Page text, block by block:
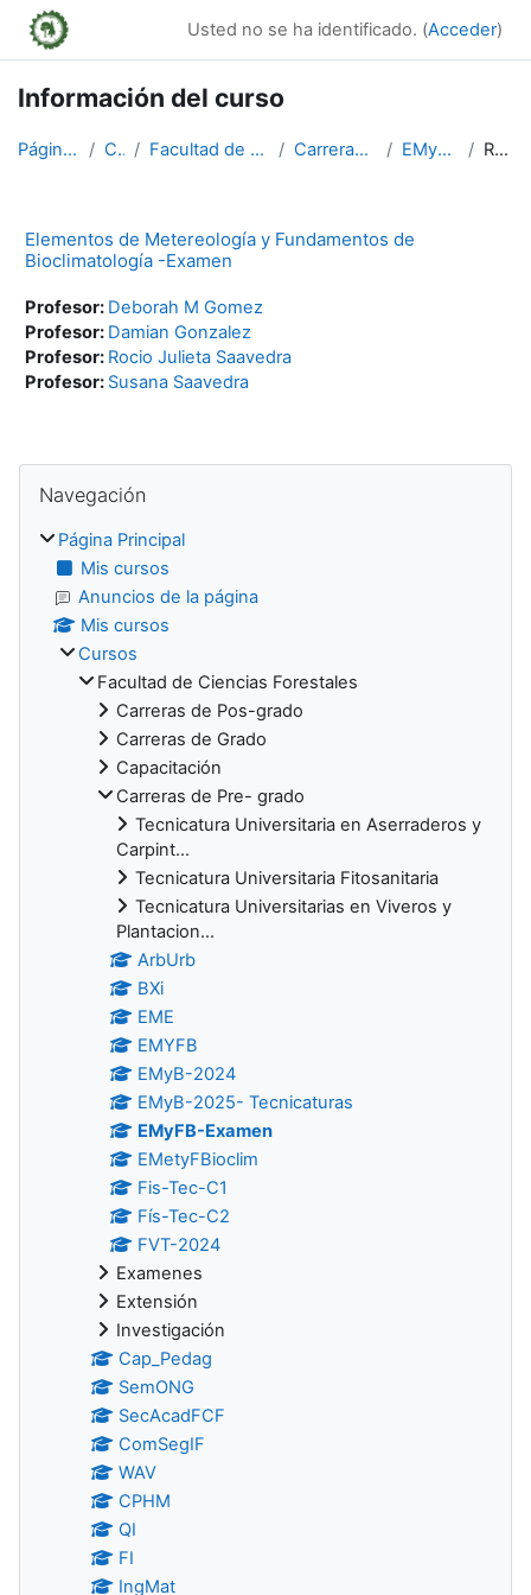
Salta al contenido principal
Usted no se ha identificado. (Acceder)
Información del curso
Página Principal Cursos Facultad de Ciencias Forestales Carreras de Pre- grado EMyFB-Examen Resumen
Elementos de Metereología y Fundamentos de
Bioclimatología -Examen
Profesor: Deborah M Gomez
Profesor: Damian Gonzalez
Profesor: Rocio Julieta Saavedra
Profesor: Susana Saavedra
Bloques
Navegación
Página Principal
Mis cursos
Anuncios de la página
Mis cursos
Cursos
Facultad de Ciencias Forestales
Carreras de Pos-grado
Carreras de Grado
Capacitación
Carreras de Pre- grado
Tecnicatura Universitaria en Aserraderos y
Carpint...
Tecnicatura Universitaria Fitosanitaria
Tecnicatura Universitarias en Viveros y
Plantacion...
ArbUrb
BXi
EME
EMYFB
EMyB-2024
EMyB-2025- Tecnicaturas
EMyFB-Examen
EMetyFBioclim
Fis-Tec-C1
Fís-Tec-C2
FVT-2024
Examenes
Extensión
Investigación
Cap_Pedag
SemONG
SecAcadFCF
ComSegIF
WAV
CPHM
QI
FI
IngMat